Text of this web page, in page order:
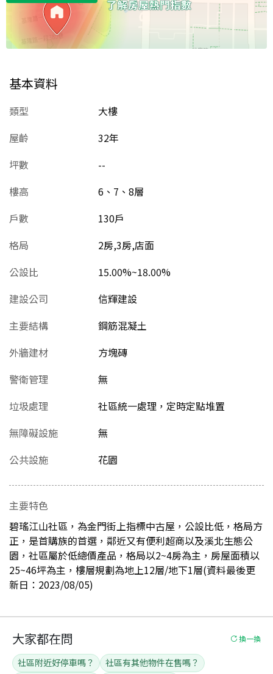
基本資料
類型
大樓
屋齡
32年
坪數
--
樓高
6、7、8層
戶數
130戶
格局
2房,3房,店面
公設比
15.00%~18.00%
建設公司
信輝建設
主要結構
鋼筋混凝土
外牆建材
方塊磚
警衛管理
無
垃圾處理
社區統一處理，定時定點堆置
無障礙設施
無
公共設施
花園
主要特色
碧瑤江山社區，為金門街上指標中古屋，公設比低，格局方
正，是首購族的首選，鄰近又有便利超商以及溪北生態公
園，社區屬於低總價產品，格局以2~4房為主，房屋面積以
25~46坪為主，樓層規劃為地上12層/地下1層(資料最後更
新日：2023/08/05)
大家都在問 換一換
社區附近好停車嗎？
社區有其他物件在售嗎？